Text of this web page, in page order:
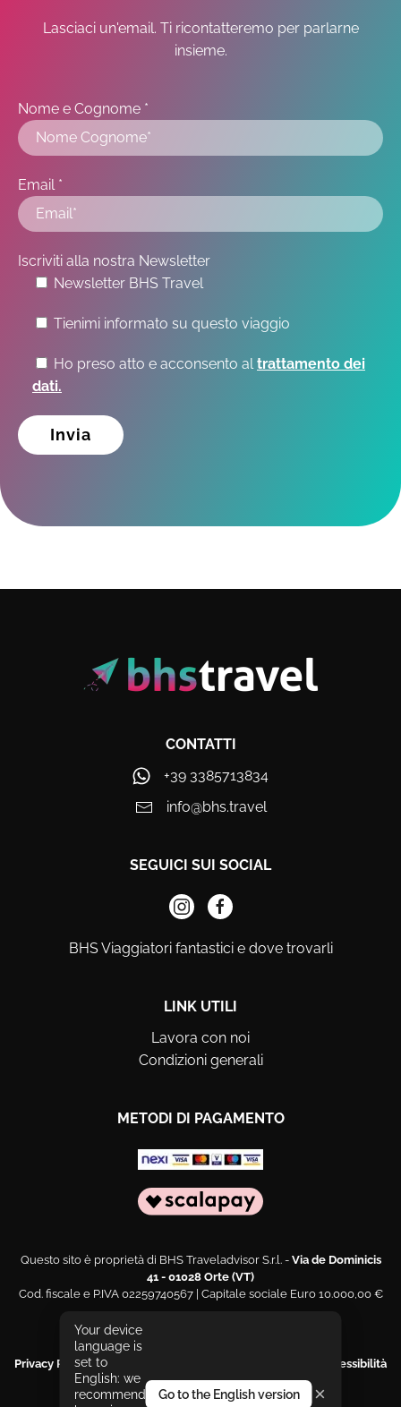
Lasciaci un'email. Ti ricontatteremo per parlarne
insieme.
Nome e Cognome *
Email *
Iscriviti alla nostra Newsletter
Newsletter BHS Travel
Tienimi informato su questo viaggio
Ho preso atto e acconsento al trattamento dei
dati.
CONTATTI
+39 3385713834
info@bhs.travel
SEGUICI SUI SOCIAL
BHS Viaggiatori fantastici e dove trovarli
LINK UTILI
Lavora con noi
Condizioni generali
METODI DI PAGAMENTO
Questo sito è proprietà di BHS Traveladvisor S.r.l. - Via de Dominicis
41 - 01028 Orte (VT)
Cod. fiscale e P.IVA 02259740567 | Capitale sociale Euro 10.000,00 €
Web engineering and design by
Privacy Policy|Cookies Policy
Segnala un problema di accessibilità
|Dichiarazione di accessibilità
Your device
language is
set to
English: we
recommend
Go to the English version ×